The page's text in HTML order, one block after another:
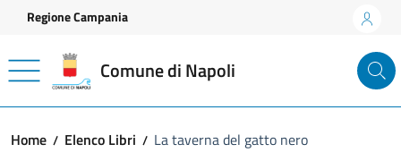
Vai ai contenuti
Vai al footer
Regione Campania
Comune di Napoli
Home Elenco Libri La taverna del gatto nero